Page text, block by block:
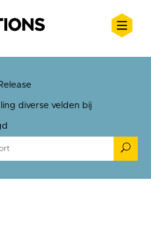
diverse velden bij
U